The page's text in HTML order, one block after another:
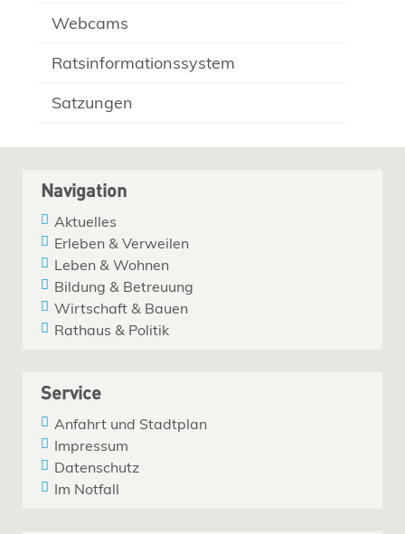
Webcams
Ratsinformationssystem
Satzungen
Navigation
Aktuelles
Erleben & Verweilen
Leben & Wohnen
Bildung & Betreuung
Wirtschaft & Bauen
Rathaus & Politik
Service
Anfahrt und Stadtplan
Impressum
Datenschutz
Im Notfall